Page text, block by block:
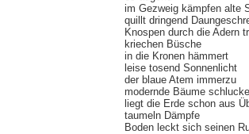
im Gezweig kämpfen alte
quillt dringend
Knospen durch die Adern
kriechen Büsche
in die Kronen hämmert
leise tosend Sonnenlicht
der blaue Atem immerzu
modernde Bäume
liegt die Erde schon aus
taumeln Dämpfe
Boden leckt sich seinen